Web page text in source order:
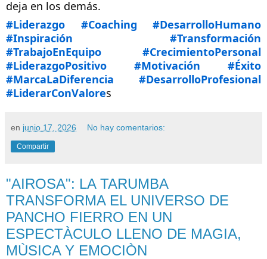
deja en los demás.
#Liderazgo
#Coaching
#DesarrolloHumano
#Inspiración
#Transformación
#TrabajoEnEquipo
#CrecimientoPersonal
#LiderazgoPositivo
#Motivación
#Éxito
#MarcaLaDiferencia
#DesarrolloProfesional
#LiderarConValores
en junio 17, 2026 No hay comentarios:
Compartir
"AIROSA": LA TARUMBA
TRANSFORMA EL UNIVERSO DE
PANCHO FIERRO EN UN
ESPECTÀCULO LLENO DE MAGIA,
MÙSICA Y EMOCIÒN